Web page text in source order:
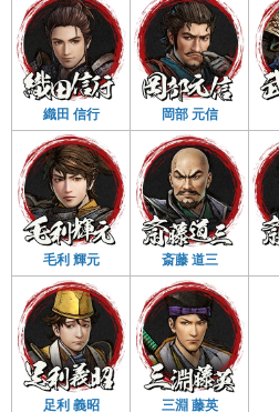
織田 信行 岡部 元信
毛利 輝元 斎藤 道三
足利 義昭 三淵 藤英